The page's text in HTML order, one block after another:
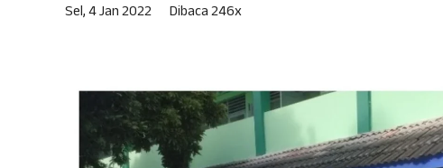
Sel, 4 Jan 2022 Dibaca 246x